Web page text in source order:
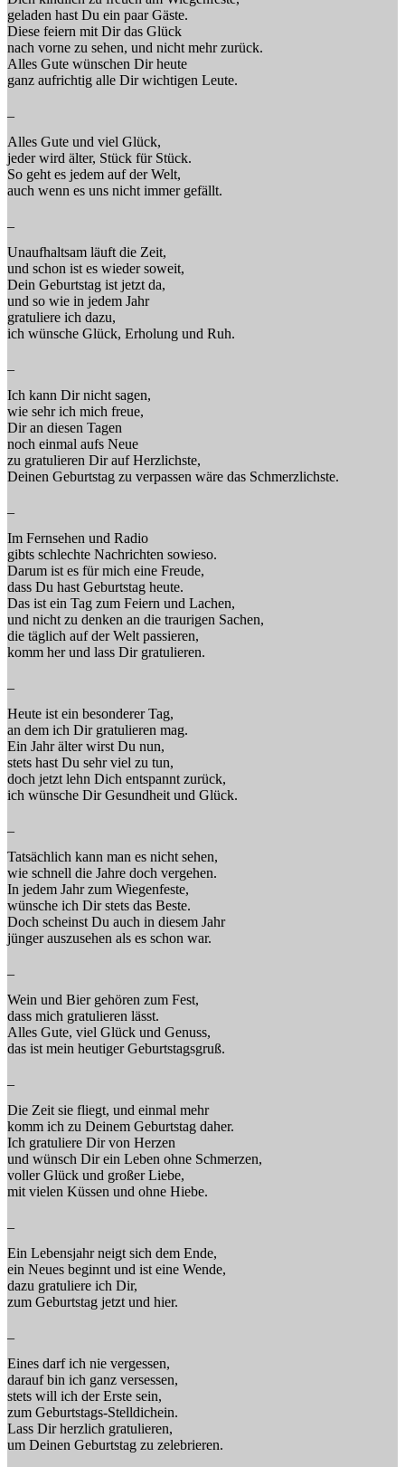
geladen hast Du ein paar Gäste.
Diese feiern mit Dir das Glück
nach vorne zu sehen, und nicht mehr zurück.
Alles Gute wünschen Dir heute
ganz aufrichtig alle Dir wichtigen Leute.
Alles Gute und viel Glück,
jeder wird älter, Stück für Stück.
So geht es jedem auf der Welt,
auch wenn es uns nicht immer gefällt.
Unaufhaltsam läuft die Zeit,
und schon ist es wieder soweit,
Dein Geburtstag ist jetzt da,
und so wie in jedem Jahr
gratuliere ich dazu,
ich wünsche Glück, Erholung und Ruh.
Ich kann Dir nicht sagen,
wie sehr ich mich freue,
Dir an diesen Tagen
noch einmal aufs Neue
zu gratulieren Dir auf Herzlichste,
Deinen Geburtstag zu verpassen wäre das Schmerzlichste.
Im Fernsehen und Radio
gibts schlechte Nachrichten sowieso.
Darum ist es für mich eine Freude,
dass Du hast Geburtstag heute.
Das ist ein Tag zum Feiern und Lachen,
und nicht zu denken an die traurigen Sachen,
die täglich auf der Welt passieren,
komm her und lass Dir gratulieren.
Heute ist ein besonderer Tag,
an dem ich Dir gratulieren mag.
Ein Jahr älter wirst Du nun,
stets hast Du sehr viel zu tun,
doch jetzt lehn Dich entspannt zurück,
ich wünsche Dir Gesundheit und Glück.
Tatsächlich kann man es nicht sehen,
wie schnell die Jahre doch vergehen.
In jedem Jahr zum Wiegenfeste,
wünsche ich Dir stets das Beste.
Doch scheinst Du auch in diesem Jahr
jünger auszusehen als es schon war.
Wein und Bier gehören zum Fest,
dass mich gratulieren lässt.
Alles Gute, viel Glück und Genuss,
das ist mein heutiger Geburtstagsgruß.
Die Zeit sie fliegt, und einmal mehr
komm ich zu Deinem Geburtstag daher.
Ich gratuliere Dir von Herzen
und wünsch Dir ein Leben ohne Schmerzen,
voller Glück und großer Liebe,
mit vielen Küssen und ohne Hiebe.
Ein Lebensjahr neigt sich dem Ende,
ein Neues beginnt und ist eine Wende,
dazu gratuliere ich Dir,
zum Geburtstag jetzt und hier.
Eines darf ich nie vergessen,
darauf bin ich ganz versessen,
stets will ich der Erste sein,
zum Geburtstags-Stelldichein.
Lass Dir herzlich gratulieren,
um Deinen Geburtstag zu zelebrieren.